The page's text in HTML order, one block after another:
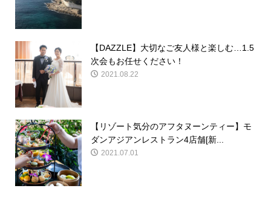
【DAZZLE】大切なご友人様と楽しむ…1.5
次会もお任せください！
2021.08.22
【リゾート気分のアフタヌーンティー】モ
ダンアジアンレストラン4店舗[新...
2021.07.01